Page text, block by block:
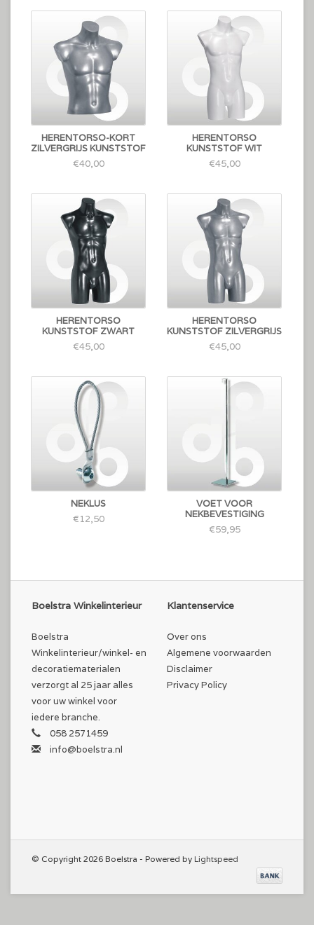
HERENTORSO-KORT
ZILVERGRIJS KUNSTSTOF
€40,00
HERENTORSO
KUNSTSTOF WIT
€45,00
HERENTORSO
KUNSTSTOF ZWART
€45,00
HERENTORSO
KUNSTSTOF ZILVERGRIJS
€45,00
NEKLUS
€12,50
VOET VOOR
NEKBEVESTIGING
€59,95
Boelstra Winkelinterieur
Boelstra
Winkelinterieur/winkel- en
decoratiematerialen
verzorgt al 25 jaar alles
voor uw winkel voor
iedere branche.
058 2571459
info@boelstra.nl
Klantenservice
Over ons
Algemene voorwaarden
Disclaimer
Privacy Policy
© Copyright 2026 Boelstra - Powered by Lightspeed